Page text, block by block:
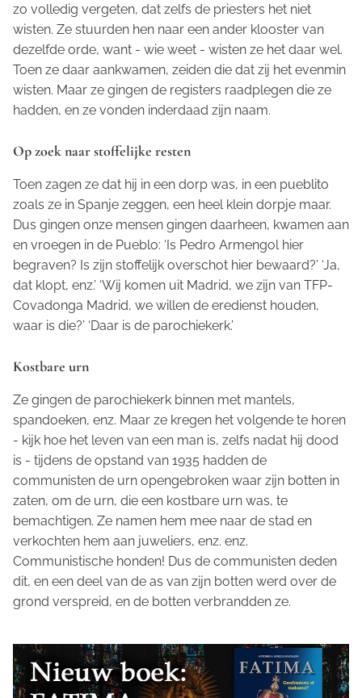
zo volledig vergeten, dat zelfs de priesters het niet
wisten. Ze stuurden hen naar een ander klooster van
dezelfde orde, want - wie weet - wisten ze het daar wel.
Toen ze daar aankwamen, zeiden die dat zij het evenmin
wisten. Maar ze gingen de registers raadplegen die ze
hadden, en ze vonden inderdaad zijn naam.
Op zoek naar stoffelijke resten
Toen zagen ze dat hij in een dorp was, in een pueblito
zoals ze in Spanje zeggen, een heel klein dorpje maar.
Dus gingen onze mensen gingen daarheen, kwamen aan
en vroegen in de Pueblo: ‘Is Pedro Armengol hier
begraven? Is zijn stoffelijk overschot hier bewaard?’ ‘Ja,
dat klopt, enz.’ ‘Wij komen uit Madrid, we zijn van TFP-
Covadonga Madrid, we willen de eredienst houden,
waar is die?’ ‘Daar is de parochiekerk.’
Kostbare urn
Ze gingen de parochiekerk binnen met mantels,
spandoeken, enz. Maar ze kregen het volgende te horen
- kijk hoe het leven van een man is, zelfs nadat hij dood
is - tijdens de opstand van 1935 hadden de
communisten de urn opengebroken waar zijn botten in
zaten, om de urn, die een kostbare urn was, te
bemachtigen. Ze namen hem mee naar de stad en
verkochten hem aan juweliers, enz. enz.
Communistische honden! Dus de communisten deden
dit, en een deel van de as van zijn botten werd over de
grond verspreid, en de botten verbrandden ze.